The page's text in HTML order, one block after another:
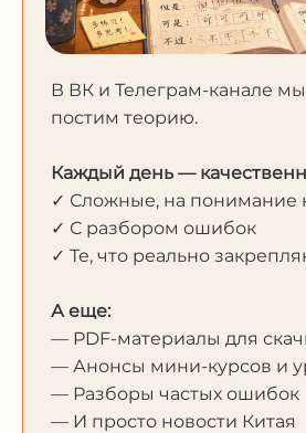
В ВК и Телеграм-канале
постим теорию.
Каждый день —
✓ Сложные, на понимание
✓ С разбором ошибок
✓ Те, что реально
А еще:
— PDF-материалы для
— Анонсы мини-курсов и
— Разборы частых ошибок
— И просто новости Китая